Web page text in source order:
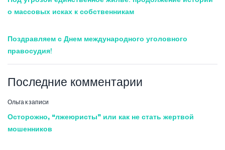
о массовых исках к собственникам
Поздравляем с Днем международного уголовного
правосудия!
Последние комментарии
Ольгак записи
Осторожно, “лжеюристы” или как не стать жертвой
мошенников